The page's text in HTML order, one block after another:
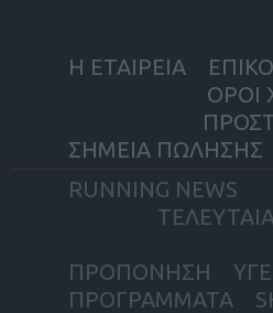
Η ΕΤΑΙΡΕΙΑ
ΟΡΟΙ
ΣΗΜΕΙΑ ΠΩΛΗΣΗΣ
RUNNING NEWS
ΠΡΟΠΟΝΗΣΗ
ΠΡΟΓΡΑΜΜΑΤΑ